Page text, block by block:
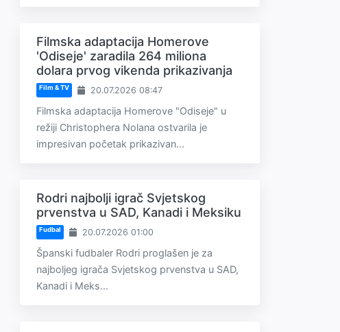
Filmska adaptacija Homerove
'Odiseje' zaradila 264 miliona
dolara prvog vikenda prikazivanja
Film & TV 20.07.2026 08:47
Filmska adaptacija Homerove "Odiseje" u
režiji Christophera Nolana ostvarila je
impresivan početak prikazivan...
Rodri najbolji igrač Svjetskog
prvenstva u SAD, Kanadi i Meksiku
Fudbal 20.07.2026 01:00
Španski fudbaler Rodri proglašen je za
najboljeg igrača Svjetskog prvenstva u SAD,
Kanadi i Meks...